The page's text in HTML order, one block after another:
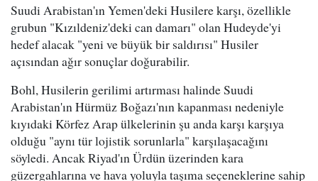
Suudi Arabistan'ın Yemen'deki Husilere karşı, özellikle
grubun "Kızıldeniz'deki can damarı" olan Hudeyde'yi
hedef alacak "yeni ve büyük bir saldırısı" Husiler
açısından ağır sonuçlar doğurabilir.
Bohl, Husilerin gerilimi artırması halinde Suudi
Arabistan'ın Hürmüz Boğazı'nın kapanması nedeniyle
kıyıdaki Körfez Arap ülkelerinin şu anda karşı karşıya
olduğu "aynı tür lojistik sorunlarla" karşılaşacağını
söyledi. Ancak Riyad'ın Ürdün üzerinden kara
güzergahlarına ve hava yoluyla taşıma seçeneklerine sahip